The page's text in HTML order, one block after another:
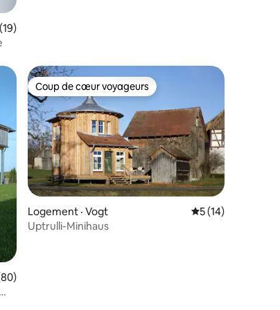
moyenne de 5 sur 5, 19 commentaires
aimés
de 4,99 sur 5, 80 commentaires
Coup de cœur voyageurs
Coup de cœur voyageurs
Logement · Vogt Note moyenne de
5 (14)
Uptrulli-Minihaus